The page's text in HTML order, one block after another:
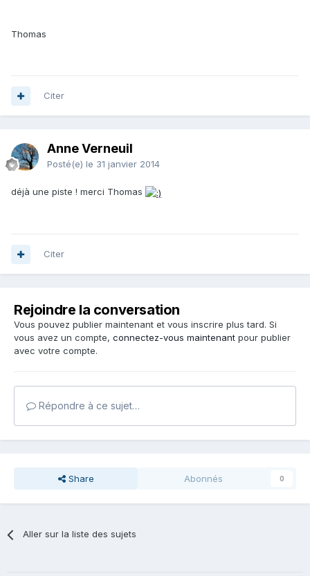
Thomas
Citer
Anne Verneuil
Posté(e) le 31 janvier 2014
déjà une piste ! merci Thomas
Citer
Rejoindre la conversation
Vous pouvez publier maintenant et vous inscrire plus tard. Si
vous avez un compte, connectez-vous maintenant pour publier
avec votre compte.
Répondre à ce sujet…
Share Abonnés 0
Aller sur la liste des sujets